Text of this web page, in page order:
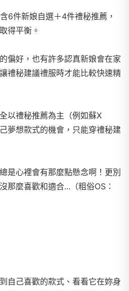
6件新娘自選＋4件禮秘推薦，
得平衡。
偏好，也有許多認真新娘會在家
禮秘建議禮服時才能比較快速精
以禮秘推薦為主（例如蘇X
夢想款式的機會，只能穿禮秘建
是心裡會有那麼點懸念啊！更別
那麼喜歡和適合...（粗俗OS：
自己喜歡的款式、看看它在妳身